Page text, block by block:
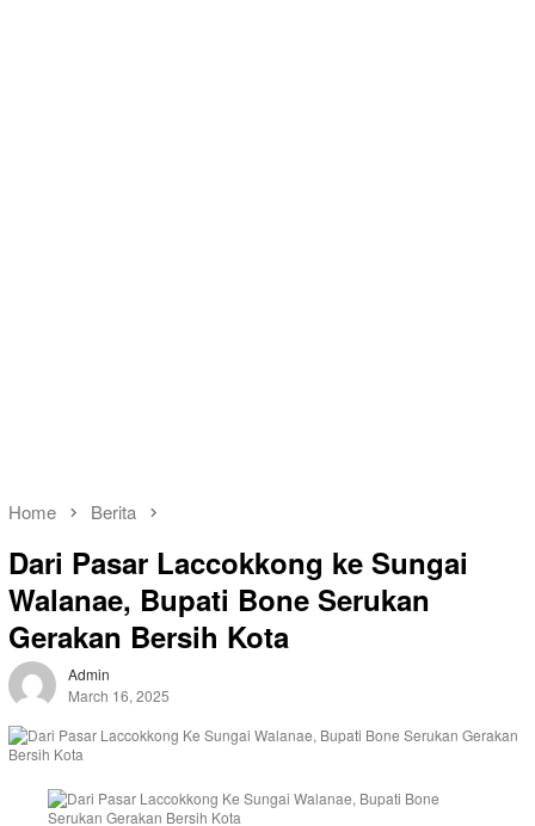
Home Berita
Dari Pasar Laccokkong ke Sungai
Walanae, Bupati Bone Serukan
Gerakan Bersih Kota
Admin
March 16, 2025